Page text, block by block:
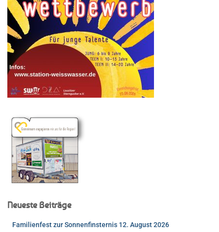
Neueste Beiträge
Familienfest zur Sonnenfinsternis 12. August 2026